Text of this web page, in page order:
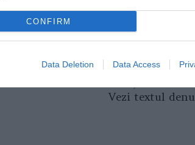
CONFIRM
Data Deletion Data Access
reprezentant legal al MAE în această
Vezi textul